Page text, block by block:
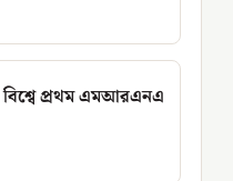
প্রথম এমআরএনএ